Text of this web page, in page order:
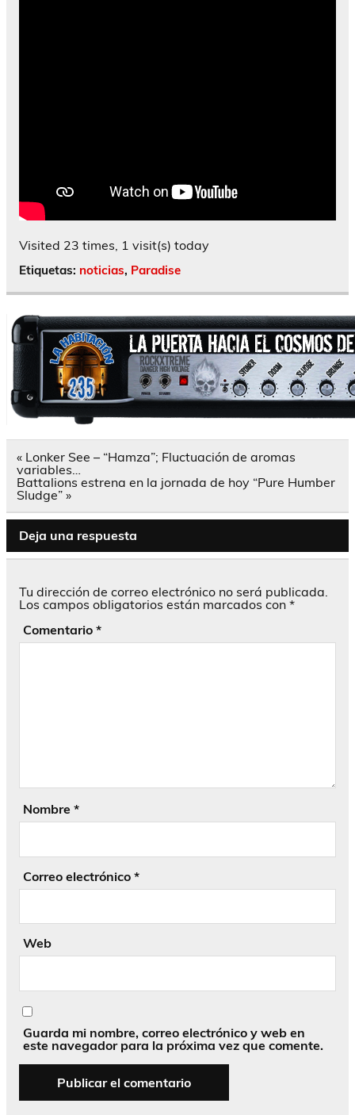
Visited 23 times, 1 visit(s) today
Etiquetas: noticias, Paradise
Navegación
de
entradas
« Lonker See – “Hamza”; Fluctuación de aromas
variables…
Battalions estrena en la jornada de hoy “Pure Humber
Sludge” »
Deja una respuesta
Tu dirección de correo electrónico no será publicada.
Los campos obligatorios están marcados con *
Comentario *
Nombre *
Correo electrónico *
Web
Guarda mi nombre, correo electrónico y web en
este navegador para la próxima vez que comente.